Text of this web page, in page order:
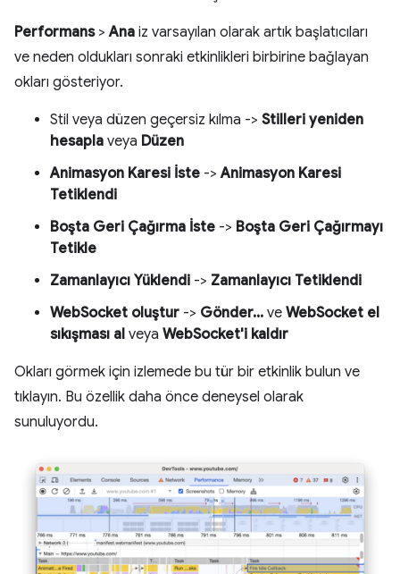
Performans>Ana iz varsayılan olarak artık başlatıcıları
ve neden oldukları sonraki etkinlikleri birbirine bağlayan
okları gösteriyor.
Stil veya düzen geçersiz kılma -> Stilleri yeniden
hesapla veya Düzen
Animasyon Karesi İste ->Animasyon Karesi
Tetiklendi
Boşta Geri Çağırma İste -> Boşta Geri Çağırmayı
Tetikle
Zamanlayıcı Yüklendi -> Zamanlayıcı Tetiklendi
WebSocket oluştur -> Gönder... ve WebSocket el
sıkışması al veya WebSocket'i kaldır
Okları görmek için izlemede bu tür bir etkinlik bulun ve
tıklayın. Bu özellik daha önce deneysel olarak
sunuluyordu.